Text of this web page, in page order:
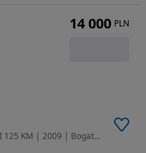
1390 cm3 • 125 KM • Seat Altea 1.4 TSI 125 KM | 2009 | Bogate wyposażenie
14 000 PLN